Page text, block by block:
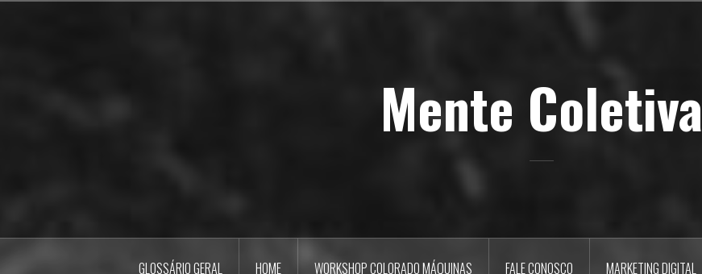
Mente Coletiva
GLOSSÁRIO GERAL HOME WORKSHOP COLORADO MÁQUINAS FALE CONOSCO MARKETING DIGITAL